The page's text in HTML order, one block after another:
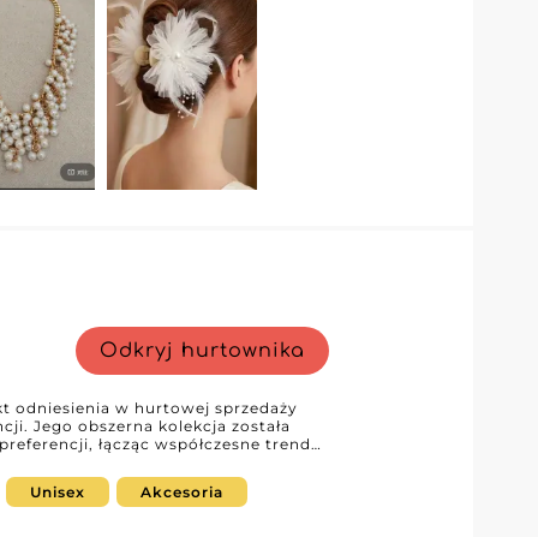
Odkryj hurtownika
odniesienia w hurtowej sprzedaży
Jego obszerna kolekcja została
łącząc współczesne trendy
po nieprzemijające klasyki, Trésor
że Twoje klientki zawsze
Unisex Akcesoria